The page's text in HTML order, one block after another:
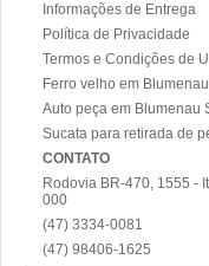
Informações de Entrega
Política de Privacidade
Termos e Condições de
Ferro velho em
Auto peça em Blumenau
Sucata para retirada de
CONTATO
Rodovia BR-470, 1555 -
000
(47) 3334-0081
(47) 98406-1625